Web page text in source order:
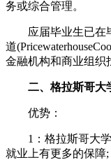
务或综合管理。
应届毕业生已在毕
道
金融机构和商业组织
二、格拉斯哥大
优势：
1：格拉斯哥大学
就业上有更多的保障;